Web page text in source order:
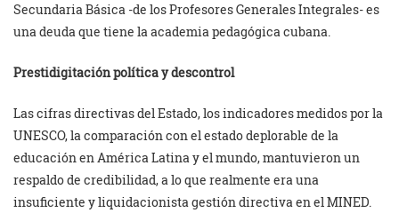
Secundaria Básica -de los Profesores Generales Integrales- es
una deuda que tiene la academia pedagógica cubana.
Prestidigitación política y descontrol
Las cifras directivas del Estado, los indicadores medidos por la
UNESCO, la comparación con el estado deplorable de la
educación en América Latina y el mundo, mantuvieron un
respaldo de credibilidad, a lo que realmente era una
insuficiente y liquidacionista gestión directiva en el MINED.